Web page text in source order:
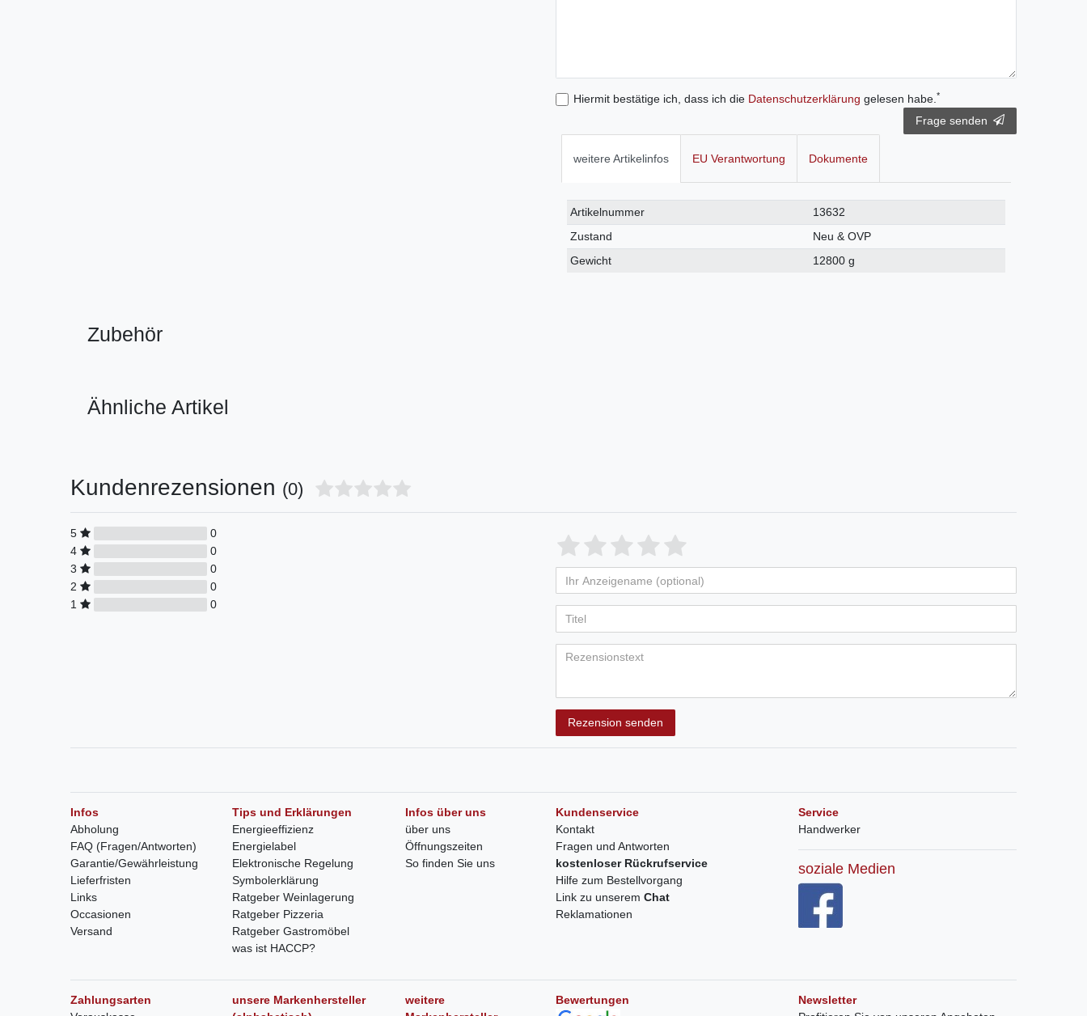
Hiermit bestätige ich, dass ich die Daten­schutz­erklärung gelesen habe.*
Frage senden
weitere Artikelinfos EU Verantwortung Dokumente
Technisches
Merkmal
Wert
Artikelnummer
13632
Zustand
Neu & OVP
Gewicht
12800 g
Zubehör
Ähnliche Artikel
Kundenrezensionen (0)
5
0
4
0
3
0
2
0
1
0
Rezension senden
Infos
Abholung
FAQ (Fragen/Antworten)
Garantie/Gewährleistung
Lieferfristen
Links
Occasionen
Versand
Tips und Erklärungen
Energieeffizienz
Energielabel
Elektronische Regelung
Symbolerklärung
Ratgeber Weinlagerung
Ratgeber Pizzeria
Ratgeber Gastromöbel
was ist HACCP?
Infos über uns
über uns
Öffnungszeiten
So finden Sie uns
Kundenservice
Kontakt
Fragen und Antworten
kostenloser Rückrufservice
Hilfe zum Bestellvorgang
Link zu unserem Chat
Reklamationen
Service
Handwerker
soziale Medien
Zahlungsarten
unsere Markenhersteller
weitere
Bewertungen
Newsletter